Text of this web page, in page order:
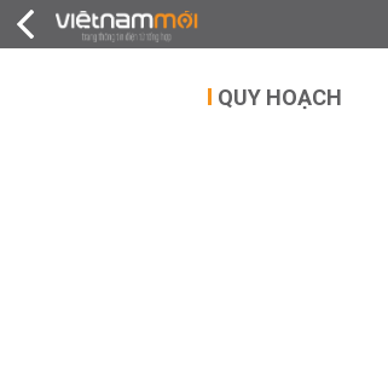
QUY HOẠCH